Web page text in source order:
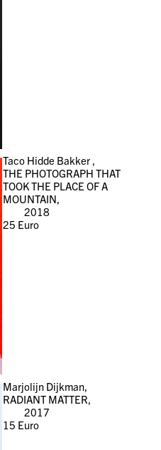
Taco Hidde Bakker ,
THE PHOTOGRAPH THAT
TOOK THE PLACE OF A
MOUNTAIN,
2018
25 Euro
Marjolijn Dijkman,
RADIANT MATTER,
2017
15 Euro